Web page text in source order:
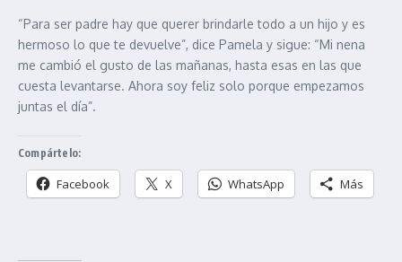
“Para ser padre hay que querer brindarle todo a un hijo y es
hermoso lo que te devuelve”, dice Pamela y sigue: “Mi nena
me cambió el gusto de las mañanas, hasta esas en las que
cuesta levantarse. Ahora soy feliz solo porque empezamos
juntas el día”.
Compártelo:
Facebook X WhatsApp Más